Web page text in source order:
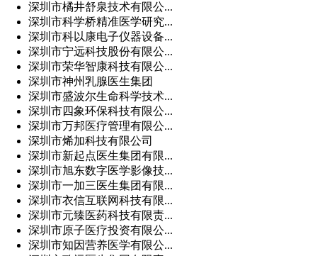
深圳市橘井舒泉技术有限公...
深圳市科学桥精准医学研究...
深圳市科以康电子仪器设备...
深圳市宁远科技股份有限公...
深圳市荣华智康科技有限公...
深圳市神州乳腺医生集团
深圳市盛波尔生命科学技术...
深圳市四象环保科技有限公...
深圳市万邦医疗管理有限公...
深圳市烯加科技有限公司
深圳市新起点医生集团有限...
深圳市旭东数字医学影像技...
深圳市一加三医生集团有限...
深圳市衣信互联网科技有限...
深圳市元臻医药科技有限责...
深圳市原子医疗投资有限公...
深圳市知因营养医学有限公...